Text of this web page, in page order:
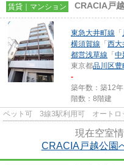
賃貸｜マンション CRACIA戸
東急大井町線 「
横須賀線 「 西大
都営浅草線 「 中
東京都品川区豊
-
築年数：築12年
階数：8階建
ペット可 3線3駅利用可 オート
現在空室
CRACIA戸越公園